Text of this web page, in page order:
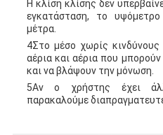
Η κλίση κλίσης δεν
εγκατάσταση, το
μέτρα.
4Στο μέσο χωρίς
αέρια και αέρια που
και να βλάψουν την μόνωση.
5Αν ο χρήστης έχει
παρακαλούμε